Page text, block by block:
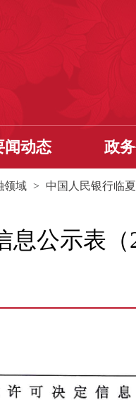
闻动态 政
领域 > 中国人民银行临
公示表（